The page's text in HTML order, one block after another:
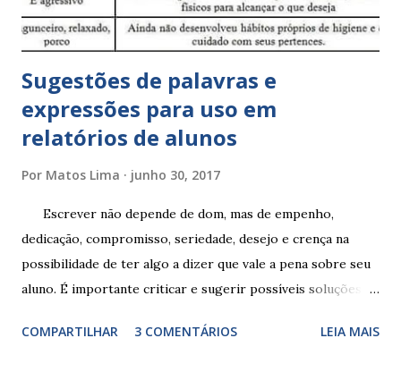
Sugestões de palavras e
expressões para uso em
relatórios de alunos
Por Matos Lima junho 30, 2017
Escrever não depende de dom, mas de empenho,
dedicação, compromisso, seriedade, desejo e crença na
possibilidade de ter algo a dizer que vale a pena sobre seu
aluno. É importante criticar e sugerir possíveis soluções.
exercitação. E encontrar a melhor maneira de expressar o
COMPARTILHAR 3 COMENTÁRIOS LEIA MAIS